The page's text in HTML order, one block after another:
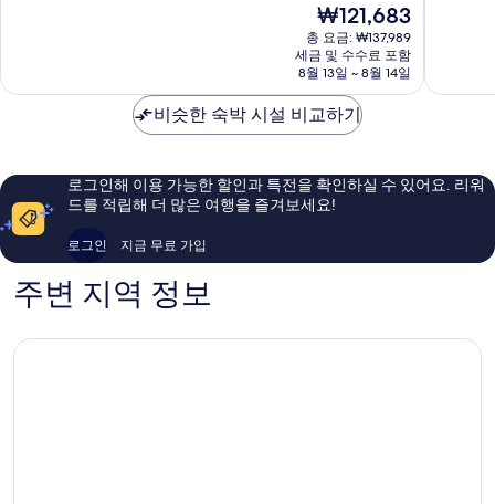
푸
Quoc
륭
용
기
437
현
재
요
금
₩121,683
₩121,683
총 요금: ₩137,989
세금 및 수수료 포함
8월 13일 ~ 8월 14일
우
요,
이
비슷한 숙박 시설 비교하기
로그인해 이용 가능한 할인과 특전을 확인하실 수 있어요. 리워
드를 적립해 더 많은 여행을 즐겨보세요!
로그인 지금 무료 가입
주변 지역 정보